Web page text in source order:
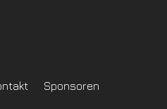
Sponsoren